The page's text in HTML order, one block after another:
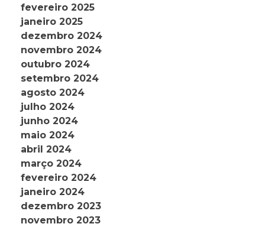
fevereiro 2025
janeiro 2025
dezembro 2024
novembro 2024
outubro 2024
setembro 2024
agosto 2024
julho 2024
junho 2024
maio 2024
abril 2024
março 2024
fevereiro 2024
janeiro 2024
dezembro 2023
novembro 2023